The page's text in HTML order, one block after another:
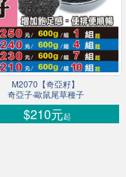
M2070【奇亞籽】
奇亞子‧歐鼠尾草種子
$210元起